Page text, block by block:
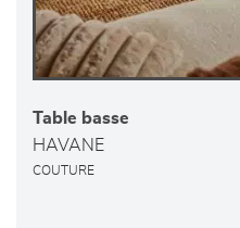
Table basse
HAVANE
COUTURE